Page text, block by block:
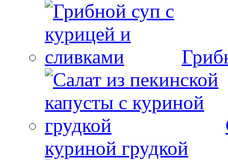
куриной грудкой